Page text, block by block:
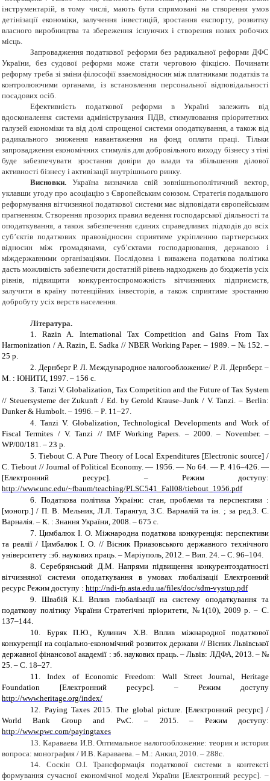
інструментарій, в тому числі, мають бути спрямовані на створення умов
детінізації економіки, залучення інвестицій, зростання експорту, розвитку
власного виробництва та збереження існуючих і створення нових робочих
місць.
Запровадження податкової реформи без радикальної реформи ДФС
України, без судової реформи може стати черговою фікцією. Починати
реформу треба зі зміни філософії взаємовідносин між платниками податків та
контролюючими органами, із встановлення персональної відповідальності
посадових осіб.
Ефективність податкової реформи в Україні залежить від
вдосконалення системи адміністрування ПДВ, стимулювання пріоритетних
галузей економіки та від долі спрощеної системи оподаткування, а також від
радикального зниження навантаження на фонд оплати праці. Тільки
запровадження економічних стимулів для добровільного виходу бізнесу з тіні
буде забезпечувати зростання довіри до влади та збільшення ділової
активності бізнесу і активізації внутрішнього ринку.
Висновки. Україна визначила свій зовнішньополітичний вектор,
уклавши угоду про асоціацію з Європейським союзом. Стратегія подальшого
реформування вітчизняної податкової системи має відповідати європейським
прагненням. Створення прозорих правил ведення господарської діяльності та
оподаткування, а також забезпечення єдиних справедливих підходів до всіх
суб’єктів податкових правовідносин сприятиме укріпленню партнерських
відносин між громадянами, суб’єктами господарювання, державою і
міждержавними організаціями. Послідовна і виважена податкова політика
дасть можливість забезпечити достатній рівень надходжень до бюджетів усіх
рівнів, підвищити конкурентоспроможність вітчизняних підприємств,
залучити в країну потенційних інвесторів, а також сприятиме зростанню
добробуту усіх верств населення.
Література.
1.
Razin A. International Tax Competition andGains From Tax
Harmonization / A. Razin, Е. Sadka // NBER Working Paper. – 1989. – № 152. –
25 р.
2. Дернберг Р. Л. Международное налогообложение/ Р. Л. Дернберг. –
М. : ЮНИТИ, 1997. – 156 c.
3. Tanzi V. Globalization, Tax Competition and the Future of Tax System
// Steuersysteme der Zukunft / Еd. by Gerold Krause–Junk / V. Tanzi. – Berlin:
Dunker & Humbolt. – 1996. – Р. 11–27.
4. Tanzi V. Globalization, Technological Developments and Work of
Fiscal Termites / V. Tanzi // IMF Working Papers. – 2000. – November. –
WP/00/181. – 23 p.
5. Tiebout C. A Pure Theory of Local Expenditures [Electronic source] /
C. Tiebout // Journal of Political Economy. — 1956. — No 64. — P. 416–426. —
[Електронний ресурс]. – Режим доступу:
http://www.unc.edu/~fbaum/teaching/PLSC541_Fall08/tiebout_1956.pdf
6. Податкова політика України: стан, проблеми та перспективи :
[моногр.] / П. В. Мельник, Л.Л. Тарангул, З.С. Варналій та ін. ; за ред.З. С.
Варналія. – К. : Знання України, 2008. – 675 с.
7. Цимбалюк І. О. Міжнародна податкова конкуренція: перспективи
та реалії / Цимбалюк І. О. // Вісник Приазовського державного технічного
університету :зб. наукових праць. – Маріуполь, 2012. – Вип. 24. – С. 96–104.
8. Серебрянський Д.М. Напрями підвищення конкурентоздатності
вітчизняної системи оподаткування в умовах глобалізації Електронний
ресурс Режим доступу : http://ndi-fp.asta.edu.ua/files/doc/sdm-vystup.pdf
9. Швабій К.І.Вплив глобалізації на систему оподаткування та
податкову політику України Стратегічні пріоритети, №1(10), 2009 р. – С.
137–144.
10.
Буряк П.Ю., Кулинич Х.В. Вплив міжнародної податкової
конкуренції на соціально-економічний розвиток держави //Вісник Львівської
державної фінансової академії : зб. наукових праць. – Львів: ЛДФА, 2013. – №
25. – С. 18–27.
11.
Index of Economic Freedom: Wall Street Journal, Heritage
Foundation [Електронний ресурс]. – Режим доступу
http://www.heritage.org/index/
12. Paying Taxes 2015. The global picture. [Електронний ресурс] /
World Bank Group and PwC. – 2015. – Режим доступу:
http://www.pwc.com/payingtaxes
13. Караваева И.В. Оптимальное налогообложение: теория и история
вопроса: монография / И.В. Караваева. – М.: Анкил, 2010. – 288с.
14.
Соскін О.І. Трансформація податкової системи в контексті
формування сучасної економічної моделі України [Електронний ресурс]. –